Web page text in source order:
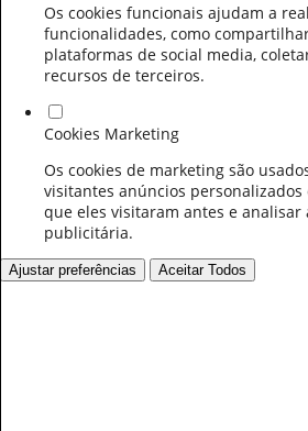
Os cookies funcionais ajudam a
funcionalidades, como
plataformas de social media,
recursos de terceiros.
Cookies Marketing
Os cookies de marketing são
visitantes anúncios personalizados
que eles visitaram antes e analisar
publicitária.
Ajustar preferências Aceitar Todos